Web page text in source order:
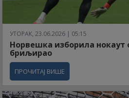
УТОРАК, 23.06.2026 | 05:15
Норвешка изборила нокаут
бриљирао
ПРОЧИТАЈ ВИШЕ